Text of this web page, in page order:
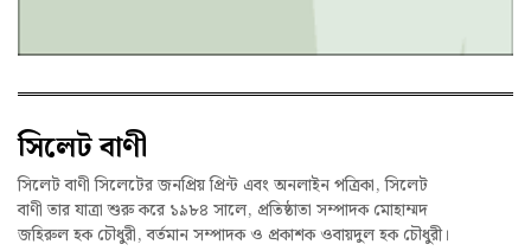
সিলেট বাণী
সিলেট বাণী সিলেটের জনপ্রিয় প্রিন্ট এবং অনলাইন পত্রিকা, সিলেট
বাণী তার যাত্রা শুরু করে ১৯৮৪ সালে, প্রতিষ্ঠাতা সম্পাদক মোহাম্মদ
জহিরুল হক চৌধুরী, বর্তমান সম্পাদক ও প্রকাশক ওবায়দুল হক চৌধুরী।